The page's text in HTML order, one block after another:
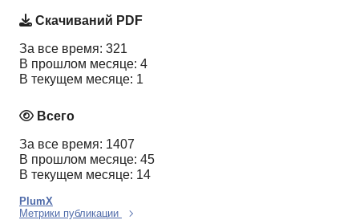
Скачиваний PDF
За все время: 321
В прошлом месяце: 4
В текущем месяце: 1
Всего
За все время: 1407
В прошлом месяце: 45
В текущем месяце: 14
PlumX
Метрики публикации